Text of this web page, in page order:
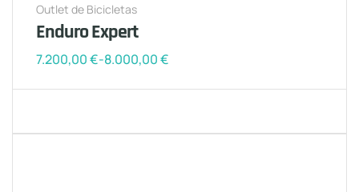
Outlet de Bicicletas
Enduro Expert
7.200,00€-8.000,00€